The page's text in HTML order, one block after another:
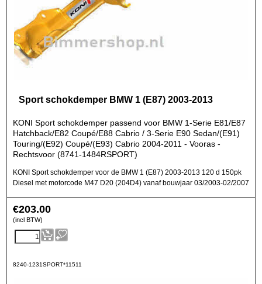
Sport schokdemper BMW 1 (E87) 2003-2013
KONI Sport schokdemper passend voor BMW 1-Serie E81/E87
Hatchback/E82 Coupé/E88 Cabrio / 3-Serie E90 Sedan/(E91)
Touring/(E92) Coupé/(E93) Cabrio 2004-2011 - Vooras -
Rechtsvoor (8741-1484RSPORT)
KONI Sport schokdemper voor de BMW 1 (E87) 2003-2013 120 d 150pk
Diesel met motorcode M47 D20 (204D4) vanaf bouwjaar 03/2003-02/2007
€203.00
(incl BTW)
8240-1231SPORT*11511